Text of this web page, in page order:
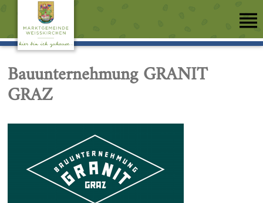
Bauunternehmung GRANIT
GRAZ